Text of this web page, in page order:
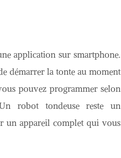
application sur smartphone.
démarrer la tonte au moment
pouvez programmer selon
robot tondeuse reste un
un appareil complet qui vous